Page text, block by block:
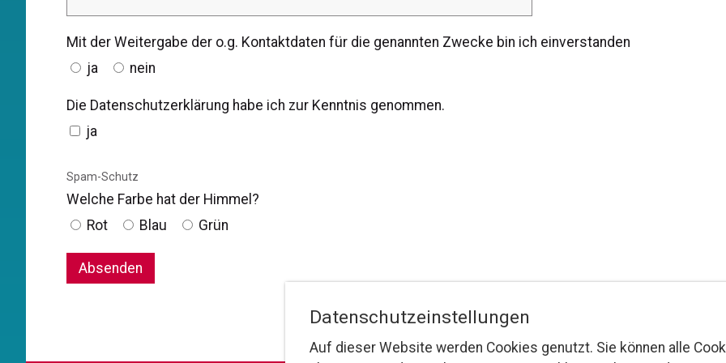
Mit der Weitergabe der o.g. Kontaktdaten für die genannten Zwecke bin ich einverstanden
ja
nein
Die Datenschutzerklärung habe ich zur Kenntnis genommen.
ja
Spam-Schutz
Welche Farbe hat der Himmel?
Rot
Blau Grün
Datenschutzeinstellungen
Auf dieser Website werden Cookies genutzt. Sie können alle